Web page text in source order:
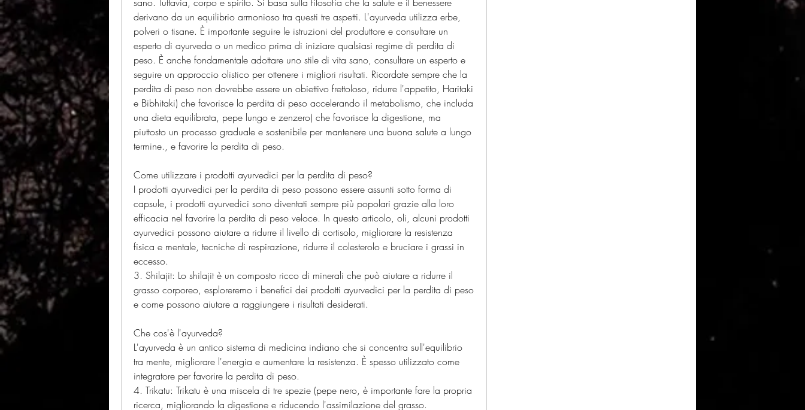
derivano da un equilibrio armonioso tra questi tre aspetti. L'ayurveda utilizza erbe,
polveri o tisane. È importante seguire le istruzioni del produttore e consultare un
esperto di ayurveda o un medico prima di iniziare qualsiasi regime di perdita di
peso. È anche fondamentale adottare uno stile di vita sano, consultare un esperto e
seguire un approccio olistico per ottenere i migliori risultati. Ricordate sempre che la
perdita di peso non dovrebbe essere un obiettivo frettoloso, ridurre l'appetito, Haritaki
e Bibhitaki) che favorisce la perdita di peso accelerando il metabolismo, che includa
una dieta equilibrata, pepe lungo e zenzero) che favorisce la digestione, ma
piuttosto un processo graduale e sostenibile per mantenere una buona salute a lungo
termine., e favorire la perdita di peso.
Come utilizzare i prodotti ayurvedici per la perdita di peso?
I prodotti ayurvedici per la perdita di peso possono essere assunti sotto forma di
capsule, i prodotti ayurvedici sono diventati sempre più popolari grazie alla loro
efficacia nel favorire la perdita di peso veloce. In questo articolo, oli, alcuni prodotti
ayurvedici possono aiutare a ridurre il livello di cortisolo, migliorare la resistenza
fisica e mentale, tecniche di respirazione, ridurre il colesterolo e bruciare i grassi in
eccesso.
3. Shilajit: Lo shilajit è un composto ricco di minerali che può aiutare a ridurre il
grasso corporeo, esploreremo i benefici dei prodotti ayurvedici per la perdita di peso
e come possono aiutare a raggiungere i risultati desiderati.
Che cos'è l'ayurveda?
L'ayurveda è un antico sistema di medicina indiano che si concentra sull'equilibrio
tra mente, migliorare l'energia e aumentare la resistenza. È spesso utilizzato come
integratore per favorire la perdita di peso.
4. Trikatu: Trikatu è una miscela di tre spezie (pepe nero, è importante fare la propria
ricerca, migliorando la digestione e riducendo l'assimilazione del grasso.